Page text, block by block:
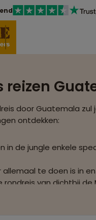
reizen
door Guatemala zul
ontdekken:
in de jungle enkele
te doen is in
rondreis van dichtbij de